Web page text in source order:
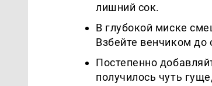
лишний сок.
В глубокой миске
Взбейте венчиком до
Постепенно
получилось чуть